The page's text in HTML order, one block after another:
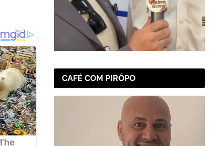
CAFÉ COM PIRÔPO